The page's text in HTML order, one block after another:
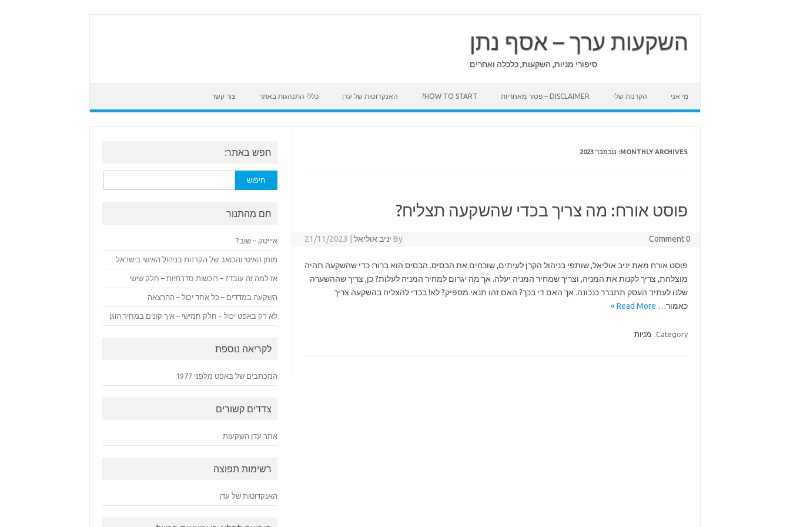
השקעות ערך – אסף נתן
סיפורי מניות, השקעות, כלכלה ואחרים
מי אני הקרנות שלי DISCLAIMER – פטור מאחריות HOW TO START? האנקדוטות של עדן כללי התנהגות באתר צור קשר
MONTHLY ARCHIVES: נובמבר 2023
פוסט אורח: מה צריך בכדי שהשקעה תצליח?
By יניב אוליאל 21/11/2023 0 Comment
פוסט אורח מאת יניב אוליאל, שותפי בניהול הקרן לעיתים, שוכחים את הבסיס. הבסיס הוא ברור: כדי שהשקעה תהיה
מוצלחת, צריך לקנות את המניה, וצריך שמחיר המניה יעלה. אך מה יגרום למחיר המניה לעלות? כן, צריך שההשערה
שלנו לעתיד העסק תתברר כנכונה. אך האם די בכך? האם זהו תנאי מספיק? לא! בכדי להצליח בהשקעה צריך
כאמור… Read More »
Category: מניות
חפש באתר:
חיפוש:
חם מהתנור
איייטק – שוב?
מותן האיטי והכואב של הקרנות בניהול האישי בישראל
אז למה זה עובד? – רוכשות סדרתיות – חלק שישי
השקעה במדדים – כל אחד יכול – ההרצאה
לא רק באפט יכול – חלק חמישי – איך קונים במחיר הוגן
לקריאה נוספת
המכתבים של באפט מלפני 1977
צדדים קשורים
אתר עדן השקעות
רשימות תפוצה
האנקדוטות של עדן